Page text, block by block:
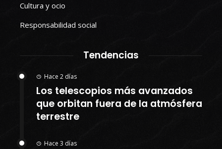
Cultura y ocio
Responsabilidad social
Tendencias
Hace 2 días
Los telescopios más avanzados
que orbitan fuera de la atmósfera
terrestre
Hace 3 días